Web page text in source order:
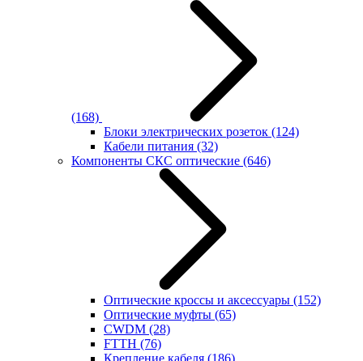
(168)
Блоки электрических розеток (124)
Кабели питания (32)
Компоненты СКС оптические (646)
Оптические кроссы и аксессуары (152)
Оптические муфты (65)
CWDM (28)
FTTH (76)
Крепление кабеля (186)